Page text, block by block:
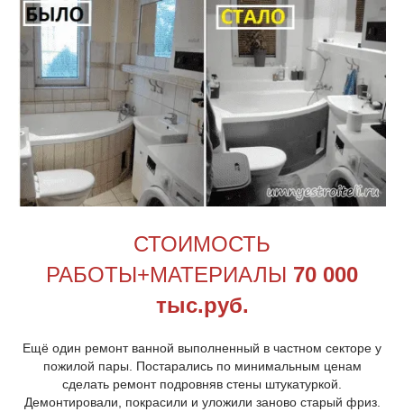
СТОИМОСТЬ
РАБОТЫ+МАТЕРИАЛЫ 70 000
тыс.руб.
Ещё один ремонт ванной выполненный в частном секторе у
пожилой пары. Постарались по минимальным ценам
сделать ремонт подровняв стены штукатуркой.
Демонтировали, покрасили и уложили заново старый фриз.